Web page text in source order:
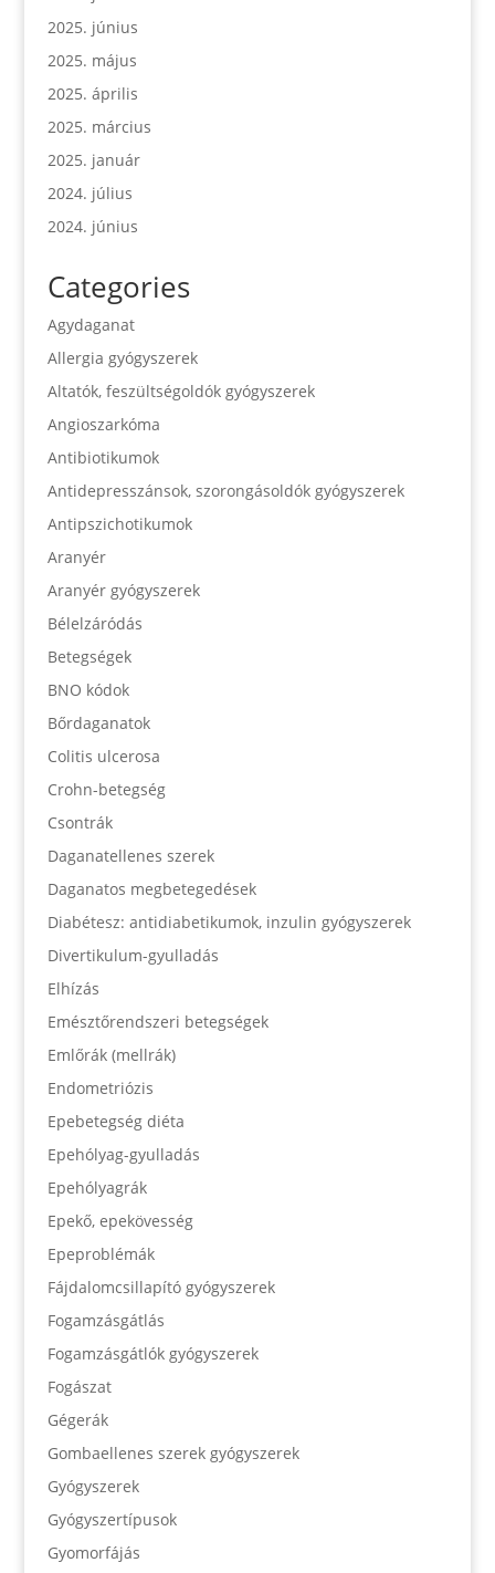
2025. június
2025. május
2025. április
2025. március
2025. január
2024. július
2024. június
Categories
Agydaganat
Allergia gyógyszerek
Altatók, feszültségoldók gyógyszerek
Angioszarkóma
Antibiotikumok
Antidepresszánsok, szorongásoldók gyógyszerek
Antipszichotikumok
Aranyér
Aranyér gyógyszerek
Bélelzáródás
Betegségek
BNO kódok
Bőrdaganatok
Colitis ulcerosa
Crohn-betegség
Csontrák
Daganatellenes szerek
Daganatos megbetegedések
Diabétesz: antidiabetikumok, inzulin gyógyszerek
Divertikulum-gyulladás
Elhízás
Emésztőrendszeri betegségek
Emlőrák (mellrák)
Endometriózis
Epebetegség diéta
Epehólyag-gyulladás
Epehólyagrák
Epekő, epekövesség
Epeproblémák
Fájdalomcsillapító gyógyszerek
Fogamzásgátlás
Fogamzásgátlók gyógyszerek
Fogászat
Gégerák
Gombaellenes szerek gyógyszerek
Gyógyszerek
Gyógyszertípusok
Gyomorfájás